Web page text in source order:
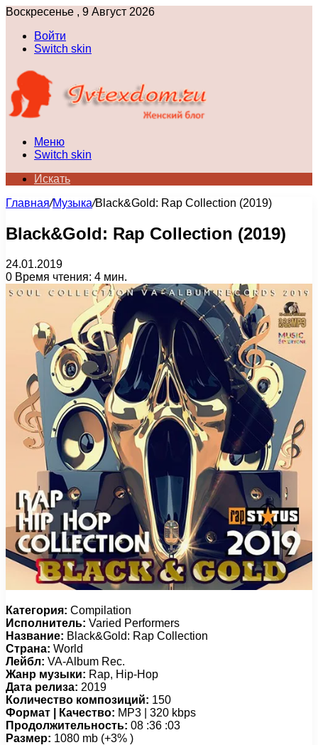
Воскресенье , 9 Август 2026
Войти
Switch skin
Меню
Switch skin
Искать
Главная/Музыка/Black&Gold: Rap Collection (2019)
Black&Gold: Rap Collection (2019)
24.01.2019
0 Время чтения: 4 мин.
Категория: Compilation
Исполнитель: Varied Performers
Название: Black&Gold: Rap Collection
Страна: World
Лейбл: VA-Album Rec.
Жанр музыки: Rap, Hip-Hop
Дата релиза: 2019
Количество композиций: 150
Формат | Качество: MP3 | 320 kbps
Продолжительность: 08 :36 :03
Размер: 1080 mb (+3% )